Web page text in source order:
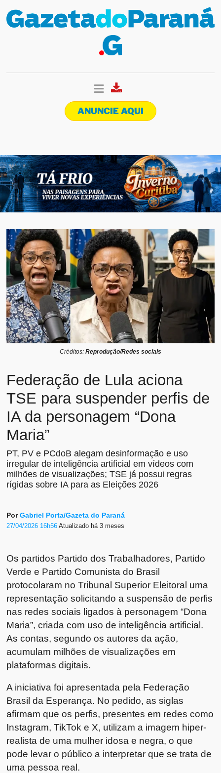
ANUNCIE AQUI
Créditos: Reprodução/Redes sociais
Federação de Lula aciona
TSE para suspender perfis de
IA da personagem “Dona
Maria”
PT, PV e PCdoB alegam desinformação e uso
irregular de inteligência artificial em vídeos com
milhões de visualizações; TSE já possui regras
rígidas sobre IA para as Eleições 2026
PorGabriel Porta/Gazeta do Paraná
27/04/2026 16h56Atualizado há 3 meses
Os partidos Partido dos Trabalhadores, Partido
Verde e Partido Comunista do Brasil
protocolaram no Tribunal Superior Eleitoral uma
representação solicitando a suspensão de perfis
nas redes sociais ligados à personagem “Dona
Maria”, criada com uso de inteligência artificial.
As contas, segundo os autores da ação,
acumulam milhões de visualizações em
plataformas digitais.
A iniciativa foi apresentada pela Federação
Brasil da Esperança. No pedido, as siglas
afirmam que os perfis, presentes em redes como
Instagram, TikTok e X, utilizam a imagem hiper-
realista de uma mulher idosa e negra, o que
pode levar o público a interpretar que se trata de
uma pessoa real.